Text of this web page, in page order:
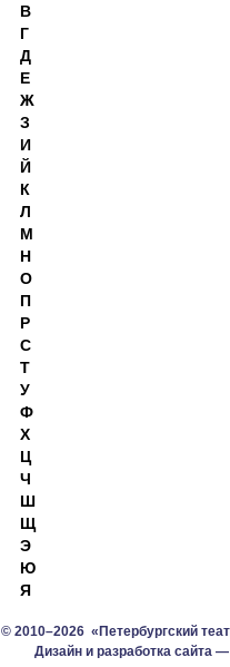
В
Г
Д
Е
Ж
З
И
Й
К
Л
М
Н
О
П
Р
С
Т
У
Ф
Х
Ц
Ч
Ш
Щ
Э
Ю
Я
© 2010–2026 «Петербургский
Дизайн и разработка сайта —